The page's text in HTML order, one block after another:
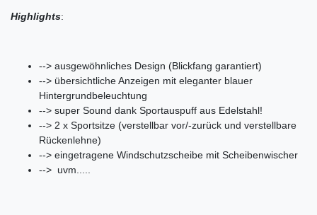
Highlights:
--> ausgewöhnliches Design (Blickfang garantiert)
--> übersichtliche Anzeigen mit eleganter blauer
Hintergrundbeleuchtung
--> super Sound dank Sportauspuff aus Edelstahl!
--> 2 x Sportsitze (verstellbar vor/-zurück und verstellbare
Rückenlehne)
--> eingetragene Windschutzscheibe mit Scheibenwischer
--> uvm.....